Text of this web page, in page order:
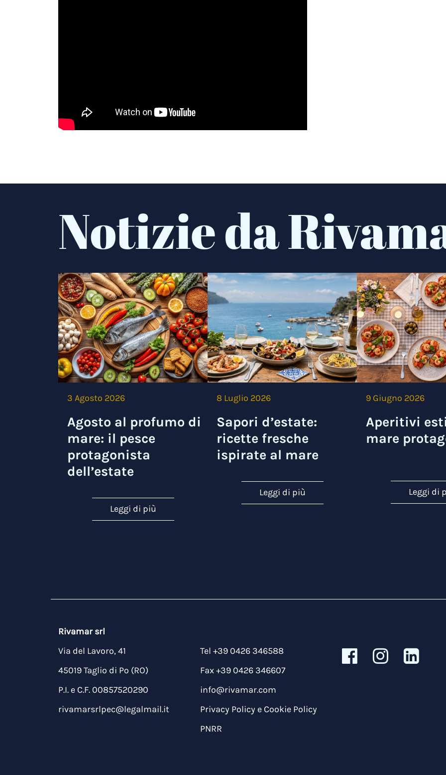
Notizie da
3 Agosto 2026
Agosto al profumo di
mare: il pesce
protagonista
dell’estate
Leggi di più
8 Luglio 2026
Sapori d’estate:
ricette fresche
ispirate al mare
Leggi di più
9 Giugno 2026
Aperitivi
mare
Leggi di
Rivamar srl
Via del Lavoro, 41
45019 Taglio di Po (RO)
P.I. e C.F. 00857520290
rivamarsrlpec@legalmail.it
Tel +39 0426 346588
Fax +39 0426 346607
info@rivamar.com
Privacy Policy e Cookie Policy
PNRR